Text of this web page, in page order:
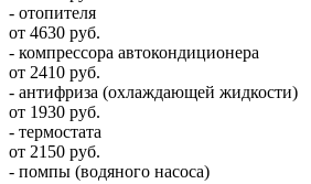
- отопителя
от 4630 руб.
- компрессора автокондиционера
от 2410 руб.
- антифриза (охлаждающей жидкости)
от 1930 руб.
- термостата
от 2150 руб.
- помпы (водяного насоса)